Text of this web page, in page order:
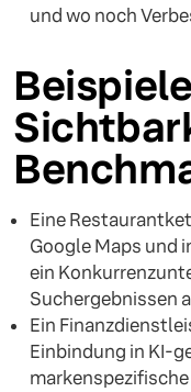
und wo noch
Eine
Google Maps und
ein
Suchergebnissen
Ein
Einbindung in KI-